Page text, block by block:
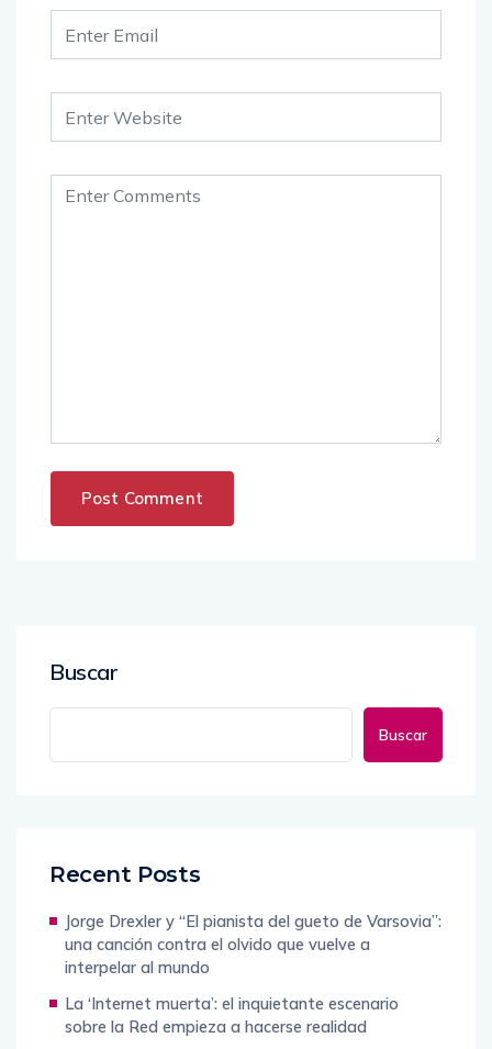
Buscar
Buscar
Recent Posts
Jorge Drexler y “El pianista del gueto de Varsovia”:
una canción contra el olvido que vuelve a
interpelar al mundo
La ‘Internet muerta’: el inquietante escenario
sobre la Red empieza a hacerse realidad